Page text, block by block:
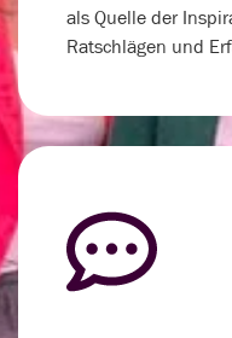
als Quelle der
Ratschlägen und